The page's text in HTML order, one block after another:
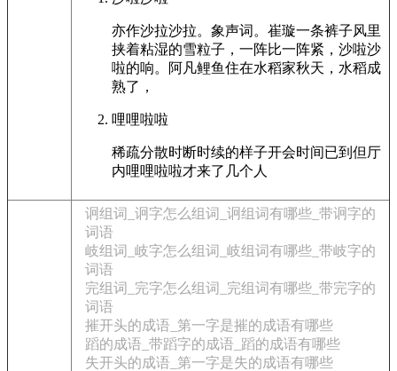
亦作沙拉沙拉。象声词。崔璇一条裤子风里
挟着粘湿的雪粒子，一阵比一阵紧，沙啦沙
啦的响。阿凡鲤鱼住在水稻家秋天，水稻成
熟了，
哩哩啦啦
稀疏分散时断时续的样子开会时间已到但厅
内哩哩啦啦才来了几个人
诇组词_诇字怎么组词_诇组词有哪些_带诇字的
词语
岐组词_岐字怎么组词_岐组词有哪些_带岐字的
词语
完组词_完字怎么组词_完组词有哪些_带完字的
词语
摧开头的成语_第一字是摧的成语有哪些
蹈的成语_带蹈字的成语_蹈的成语有哪些
失开头的成语_第一字是失的成语有哪些